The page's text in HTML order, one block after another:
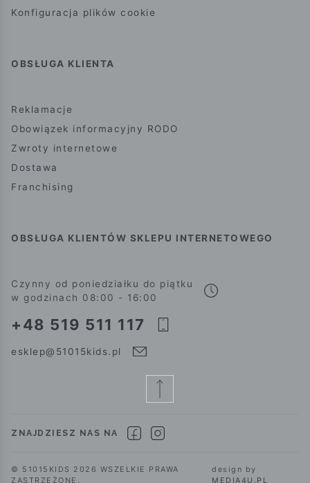
Konfiguracja plików cookie
OBSŁUGA KLIENTA
Reklamacje
Obowiązek informacyjny RODO
Zwroty internetowe
Dostawa
Franchising
OBSŁUGA KLIENTÓW SKLEPU INTERNETOWEGO
Czynny od poniedziałku do piątku
w godzinach 08:00 - 16:00
+48 519 511 117
esklep@51015kids.pl
ZNAJDZIESZ NAS NA
© 51015KIDS 2026 WSZELKIE PRAWA
ZASTRZEŻONE.
design by
MEDIA4U.PL